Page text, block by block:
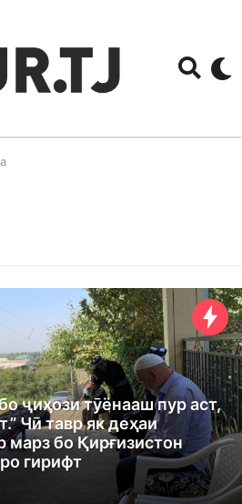
ҷиҳози тӯёнааш пур аст,
Чӣ тавр як деҳаи
марз бо Қирғизистон
гирифт